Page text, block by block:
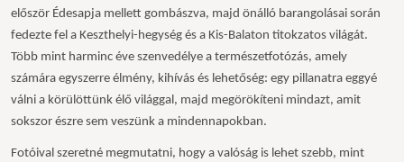
először Édesapja mellett gombászva, majd önálló barangolásai során
fedezte fel a Keszthelyi-hegység és a Kis-Balaton titokzatos világát.
Több mint harminc éve szenvedélye a természetfotózás, amely
számára egyszerre élmény, kihívás és lehetőség: egy pillanatra eggyé
válni a körülöttünk élő világgal, majd megörökíteni mindazt, amit
sokszor észre sem veszünk a mindennapokban.
Fotóival szeretné megmutatni, hogy a valóság is lehet szebb, mint